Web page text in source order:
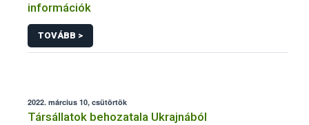
információk
TOVÁBB >
2022. március 10, csütörtök
Társállatok behozatala Ukrajnából